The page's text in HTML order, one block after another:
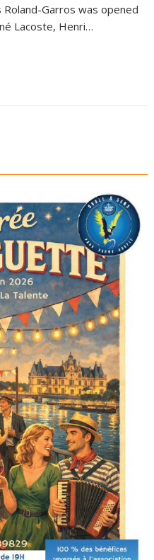
Garros was opened
Lacoste, Henri…